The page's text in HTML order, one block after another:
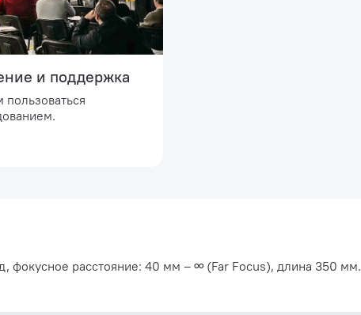
и поддержка
пользоваться
фокусное расстояние: 40 мм – ∞ (Far Focus), длина 350 мм.